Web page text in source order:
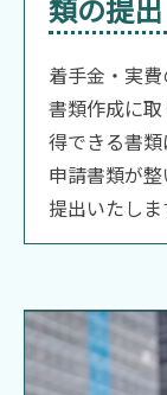
類の提出
着手金・実
書類作成に
得できる書類
申請書類が
提出いたしま